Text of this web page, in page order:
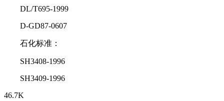
DL/T695-1999
D-GD87-0607
石化标准：
SH3408-1996
SH3409-1996
46.7K